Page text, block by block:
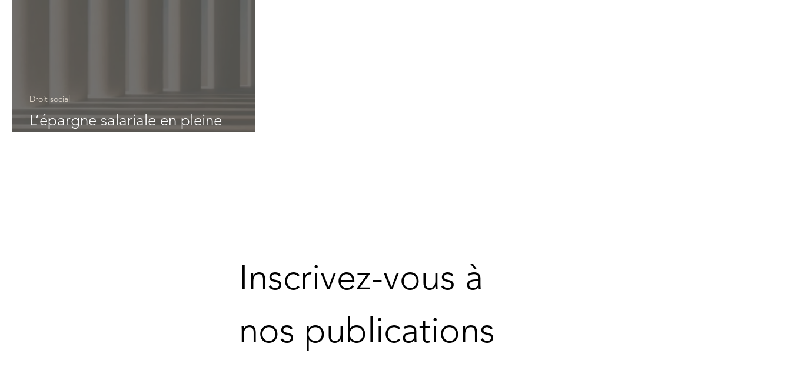
Inscrivez-vous à
nos publications
L’épargne salariale en pleine
Droit social